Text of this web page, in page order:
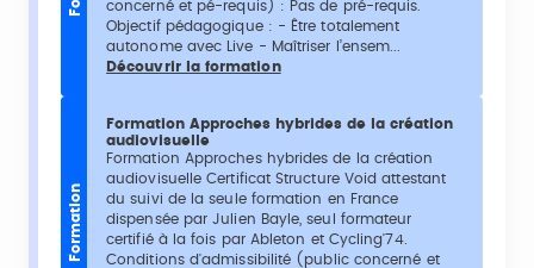
concerné et pé-requis) : Pas de pré-requis.
Objectif pédagogique : - Être totalement
autonome avec Live - Maîtriser l’ensem...
Découvrir la formation
Formation
Formation Approches hybrides de la création
audiovisuelle
Formation Approches hybrides de la création
audiovisuelle Certificat Structure Void attestant
du suivi de la seule formation en France
dispensée par Julien Bayle, seul formateur
certifié à la fois par Ableton et Cycling'74.
Conditions d'admissibilité (public concerné et